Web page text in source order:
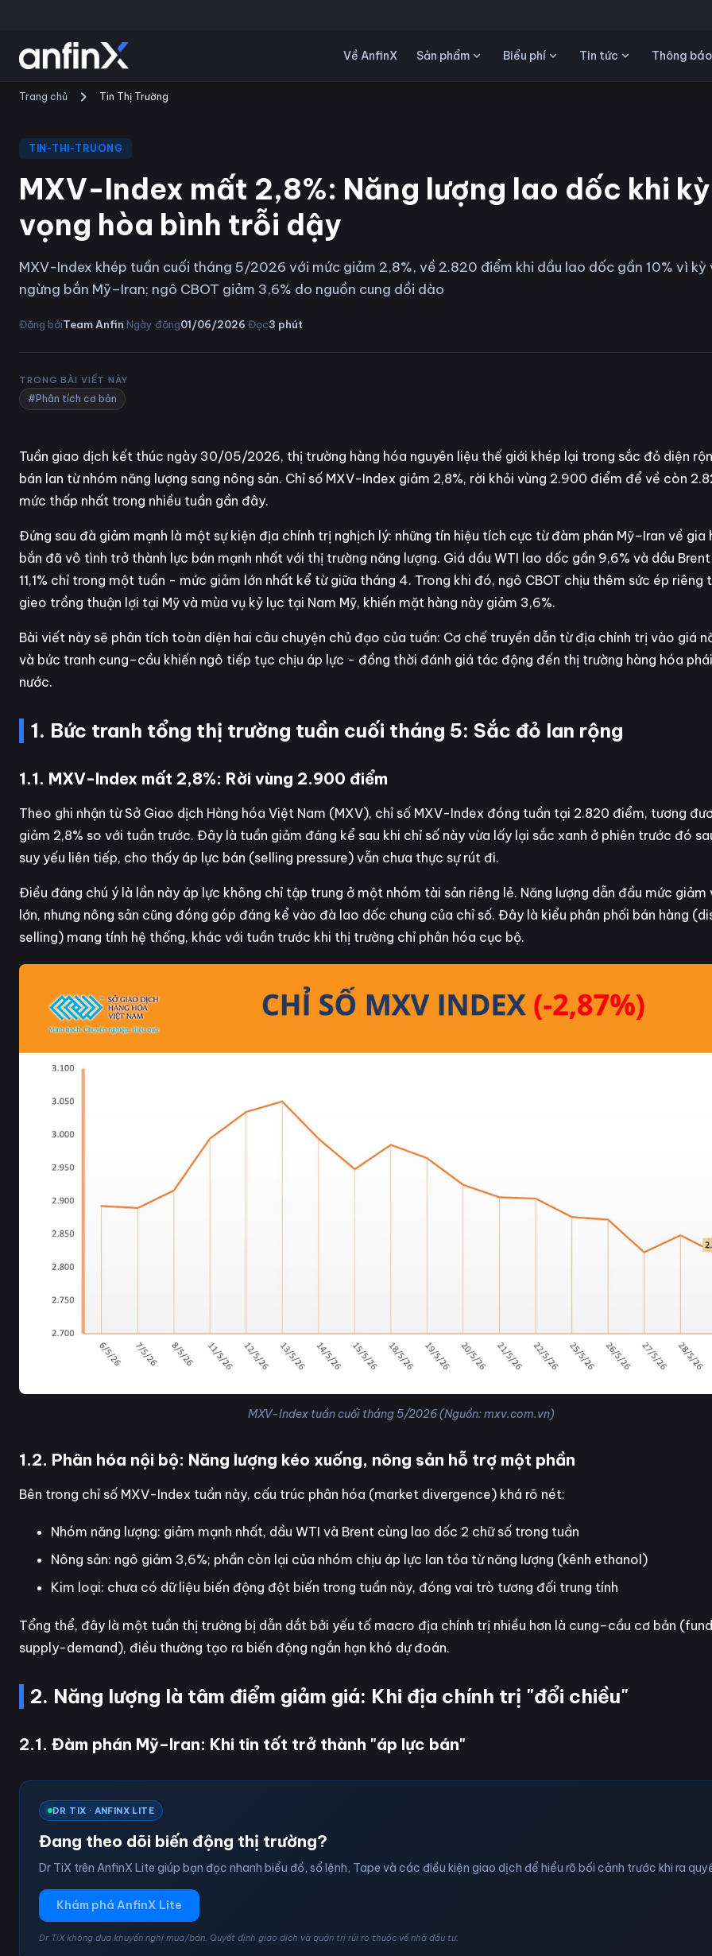
Về AnfinX Sản phẩm Biểu phí Tin tức Thông
Trang chủ Tin Thị Trường
TIN-THI-TRUONG
MXV-Index mất 2,8%: Năng lượng lao dốc khi kỳ
vọng hòa bình trỗi dậy
MXV-Index khép tuần cuối tháng 5/2026 với mức giảm 2,8%, về 2.820 điểm khi dầu lao dốc gần 10% vì kỳ
ngừng bắn Mỹ–Iran; ngô CBOT giảm 3,6% do nguồn cung dồi dào
Đăng bởiTeam Anfin·Ngày đăng01/06/2026·Đọc3 phút
TRONG BÀI VIẾT NÀY
#Phân tích cơ bản
Tuần giao dịch kết thúc ngày 30/05/2026, thị trường hàng hóa nguyên liệu thế giới khép lại trong sắc đỏ diện
bán lan từ nhóm năng lượng sang nông sản. Chỉ số MXV-Index giảm 2,8%, rời khỏi vùng 2.900 điểm để về còn
mức thấp nhất trong nhiều tuần gần đây.
Đứng sau đà giảm mạnh là một sự kiện địa chính trị nghịch lý: những tín hiệu tích cực từ đàm phán Mỹ–Iran về gia
bắn đã vô tình trở thành lực bán mạnh nhất với thị trường năng lượng. Giá dầu WTI lao dốc gần 9,6% và dầu
11,1% chỉ trong một tuần - mức giảm lớn nhất kể từ giữa tháng 4. Trong khi đó, ngô CBOT chịu thêm sức ép riêng
gieo trồng thuận lợi tại Mỹ và mùa vụ kỷ lục tại Nam Mỹ, khiến mặt hàng này giảm 3,6%.
Bài viết này sẽ phân tích toàn diện hai câu chuyện chủ đạo của tuần: Cơ chế truyền dẫn từ địa chính trị vào giá
và bức tranh cung–cầu khiến ngô tiếp tục chịu áp lực - đồng thời đánh giá tác động đến thị trường hàng hóa
nước.
1. Bức tranh tổng thị trường tuần cuối tháng 5: Sắc đỏ lan rộng
1.1. MXV-Index mất 2,8%: Rời vùng 2.900 điểm
Theo ghi nhận từ Sở Giao dịch Hàng hóa Việt Nam (MXV), chỉ số MXV-Index đóng tuần tại 2.820 điểm, tương
giảm 2,8% so với tuần trước. Đây là tuần giảm đáng kể sau khi chỉ số này vừa lấy lại sắc xanh ở phiên trước đó
suy yếu liên tiếp, cho thấy áp lực bán (selling pressure) vẫn chưa thực sự rút đi.
Điều đáng chú ý là lần này áp lực không chỉ tập trung ở một nhóm tài sản riêng lẻ. Năng lượng dẫn đầu mức giảm
lớn, nhưng nông sản cũng đóng góp đáng kể vào đà lao dốc chung của chỉ số. Đây là kiểu phân phối bán hàng
selling) mang tính hệ thống, khác với tuần trước khi thị trường chỉ phân hóa cục bộ.
MXV-Index tuần cuối tháng 5/2026 (Nguồn: mxv.com.vn)
1.2. Phân hóa nội bộ: Năng lượng kéo xuống, nông sản hỗ trợ một phần
Bên trong chỉ số MXV-Index tuần này, cấu trúc phân hóa (market divergence) khá rõ nét:
Nhóm năng lượng: giảm mạnh nhất, dầu WTI và Brent cùng lao dốc 2 chữ số trong tuần
Nông sản: ngô giảm 3,6%; phần còn lại của nhóm chịu áp lực lan tỏa từ năng lượng (kênh ethanol)
Kim loại: chưa có dữ liệu biến động đột biến trong tuần này, đóng vai trò tương đối trung tính
Tổng thể, đây là một tuần thị trường bị dẫn dắt bởi yếu tố macro địa chính trị nhiều hơn là cung–cầu cơ bản
supply-demand), điều thường tạo ra biến động ngắn hạn khó dự đoán.
2. Năng lượng là tâm điểm giảm giá: Khi địa chính trị "đổi chiều"
2.1. Đàm phán Mỹ–Iran: Khi tin tốt trở thành "áp lực bán"
DR TIX · ANFINX LITE
Đang theo dõi biến động thị trường?
Dr TiX trên AnfinX Lite giúp bạn đọc nhanh biểu đồ, sổ lệnh, Tape và các điều kiện giao dịch để hiểu rõ bối cảnh trước khi ra
Khám phá AnfinX Lite
Dr TiX không đưa khuyến nghị mua/bán. Quyết định giao dịch và quản trị rủi ro thuộc về nhà đầu tư.